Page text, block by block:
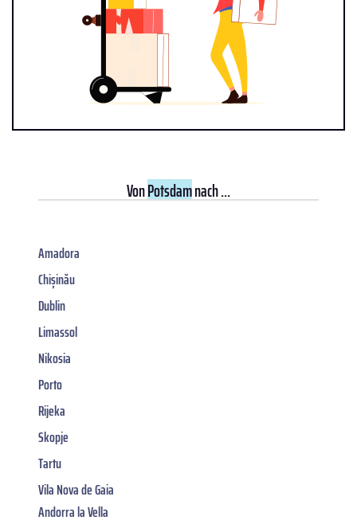
VonPotsdamnach ...
Amadora
Chișinău
Dublin
Limassol
Nikosia
Porto
Rijeka
Skopje
Tartu
Vila Nova de Gaia
Andorra la Vella